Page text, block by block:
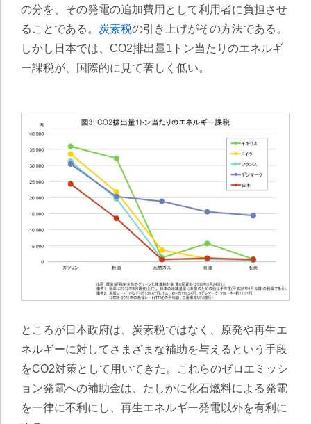
の分を、その発電の追加費用として利用者に負担させ
ることである。 炭素税の引き上げがその方法である。
しかし日本では、CO2排出量1トン当たりのエネルギ
ー課税が、国際的に見て著しく低い。
ところが日本政府は、炭素税ではなく、原発や再生エ
ネルギーに対してさまざまな補助を与えるという手段
をCO2対策として用いてきた。これらのゼロエミッシ
ョン発電への補助金は、たしかに化石燃料による発電
を一律に不利にし、再生エネルギー発電以外を有利に